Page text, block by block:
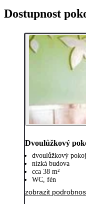
Dostupnost
Dvoulůžkový
dvoulůžkový
nízká budova
cca 38 m²
WC, fén
zobrazit